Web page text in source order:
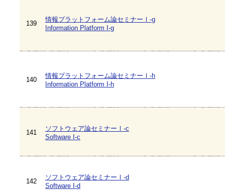
139
情報プラットフォーム論セミナーⅠ-g
Information Platform I-g
140
情報プラットフォーム論セミナーⅠ-h
Information Platform I-h
141
ソフトウェア論セミナーⅠ-c
Software I-c
142
ソフトウェア論セミナーⅠ-d
Software I-d